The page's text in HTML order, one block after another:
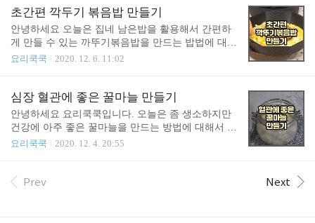
하기는 좀 고급지네요. 실제로 길거리 토스트는 야채
가 머 양배추가 다인데 그런데도 정말 맛있죠. 베지
밀이나 초코우유..
만드는 방법에 대해서 알아보겠습니다. 재료 - 쌀 종
이컵 4컵 - 무 대략 300g - 간장 양념장 재료 - 진간장
3큰술 - 고축자루 1/2 큰술 - 참기름 1큰술 - 다진 마
은 이유 무의 매운맛을 내는 유황 화합물은 항암을
져 있으며, 무의 잎인 무청은 폐암 발생률을 줄여주
는 베타카로틴 함량에 매우 높습니다. 무는 천연 소
화제라 불릴만큼 소화..
초간편 깍두기 볶음밥 만들기
안녕하세요 오늘은 집네 남은밥을 활용해서 간편하
게 만들 수 있는 까뚜기볶음밥을 만드는 밥법에 대해
서 알아볼게요. TV프로그램에서 소개된 내용인데 맛
소고기(불고기용) 50g - 불고기양념(시판용) 2큰술 -
계란 3개 - 송송썬 쪽파 10g - 모짜렐라치즈 70g - 밥
200g - 참기름 1큰술 [ 깍뚜기가 몸에 좋은 이유 ] 깍
뚜기는 무가 주재료이기 때문에 문의 주재료인 디아
즈타제와 전분 때문에 신진대사를 촉진해 소화를 돕
풍부하게 함유되어 있어 면역력증가와 피부에 좋다
고 알려져 있습니다. 볼에 기름이 골고루 퍼기게 달
요리쿡쿡 2020. 12. 6. 11:02
심장 혈관에 좋은 꿀마늘 만들기
안녕하세요 요리쿡쿡입니다. 오늘은 좀 생소하지만
건강에 아주 좋은 꿀마늘을 만드는 방법에 대해서 알
아볼게요. 이름만 들어서는 좀 달고 매울것 같다는
마늘500g - 꿀 500g (11비율로 준비해주세요) [ 몸에
요리쿡쿡 2020. 12. 4. 20:55
Prev Next